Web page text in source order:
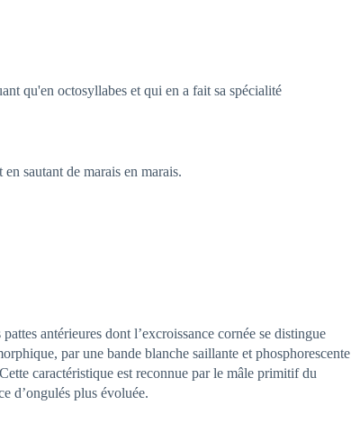
qu'en octosyllabes et qui en a fait sa spécialité
sautant de marais en marais.
antérieures dont l’excroissance cornée se distingue
par une bande blanche saillante et phosphorescente
caractéristique est reconnue par le mâle primitif du
d’ongulés plus évoluée.